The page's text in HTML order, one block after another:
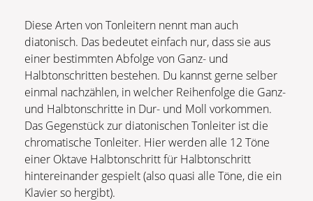
Diese Arten von Tonleitern nennt man auch
diatonisch. Das bedeutet einfach nur, dass sie aus
einer bestimmten Abfolge von Ganz- und
Halbtonschritten bestehen. Du kannst gerne selber
einmal nachzählen, in welcher Reihenfolge die Ganz-
und Halbtonschritte in Dur- und Moll vorkommen.
Das Gegenstück zur diatonischen Tonleiter ist die
chromatische Tonleiter. Hier werden alle 12 Töne
einer Oktave Halbtonschritt für Halbtonschritt
hintereinander gespielt (also quasi alle Töne, die ein
Klavier so hergibt).